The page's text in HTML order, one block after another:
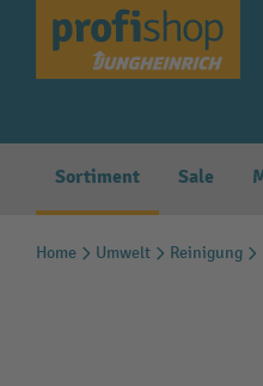
Zur Hauptnavigation
Sortiment Sale
Home Umwelt Reinigung